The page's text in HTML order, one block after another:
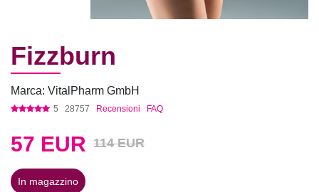
Fizzburn
Marca: VitalPharm GmbH
5 28757 Recensioni FAQ
57 EUR 114 EUR
In magazzino